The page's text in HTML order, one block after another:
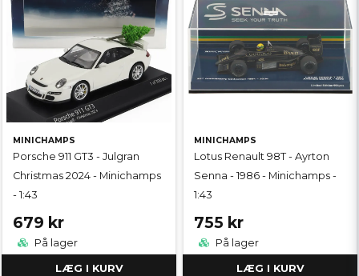
MINICHAMPS
Porsche 911 GT3 - Julgran
Christmas 2024 - Minichamps
- 1:43
679 kr
På lager
LÆG I KURV
MINICHAMPS
Lotus Renault 98T - Ayrton
Senna - 1986 - Minichamps -
1:43
755 kr
På lager
LÆG I KURV